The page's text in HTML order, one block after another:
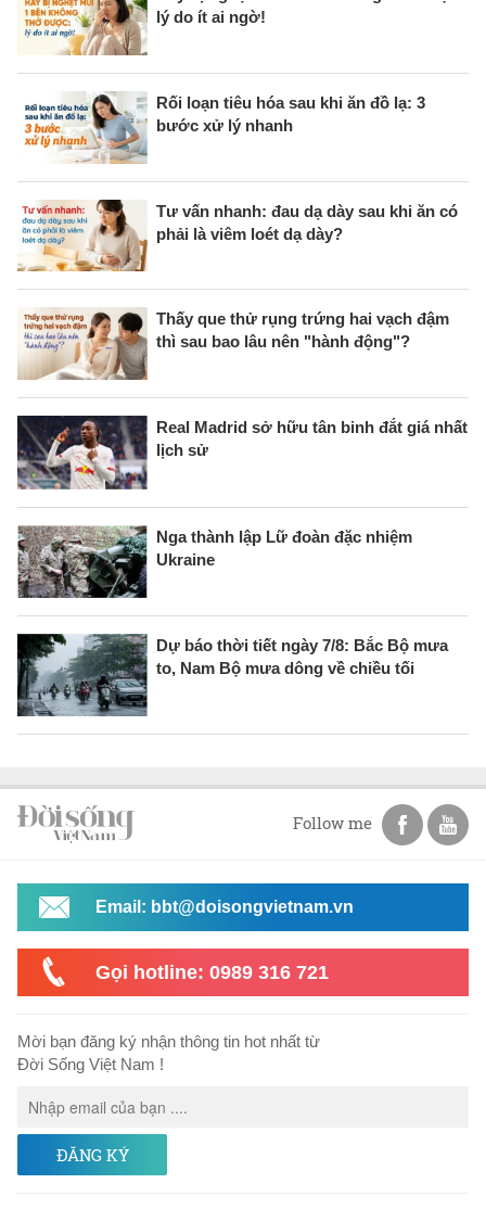
lý do ít ai ngờ!
Rối loạn tiêu hóa sau khi ăn đồ lạ: 3
bước xử lý nhanh
Tư vấn nhanh: đau dạ dày sau khi ăn có
phải là viêm loét dạ dày?
Thấy que thử rụng trứng hai vạch đậm
thì sau bao lâu nên "hành động"?
Real Madrid sở hữu tân binh đắt giá nhất
lịch sử
Nga thành lập Lữ đoàn đặc nhiệm
Ukraine
Dự báo thời tiết ngày 7/8: Bắc Bộ mưa
to, Nam Bộ mưa dông về chiều tối
Follow me
Email: bbt@doisongvietnam.vn
Gọi hotline: 0989 316 721
Mời bạn đăng ký nhận thông tin hot nhất từ
Đời Sống Việt Nam !
ĐĂNG KÝ